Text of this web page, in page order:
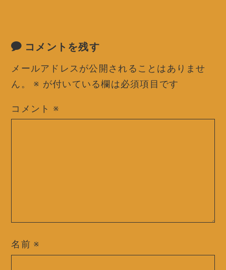
コメントを残す
メールアドレスが公開されることはありませ
ん。
※ が付いている欄は必須項目です
コメント ※
名前 ※